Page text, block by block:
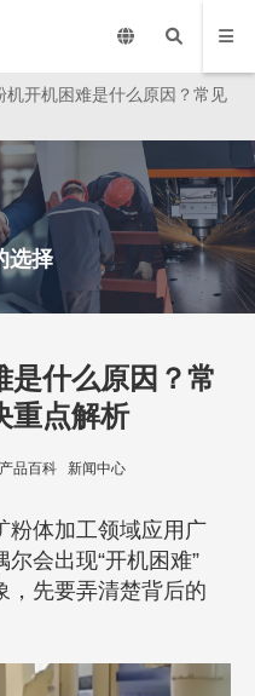
机开机困难是什么原因？常见
选择
是什么原因？常
重点解析
产品百科 新闻中心
粉体加工领域应用广
会出现“开机困难”
，先要弄清楚背后的